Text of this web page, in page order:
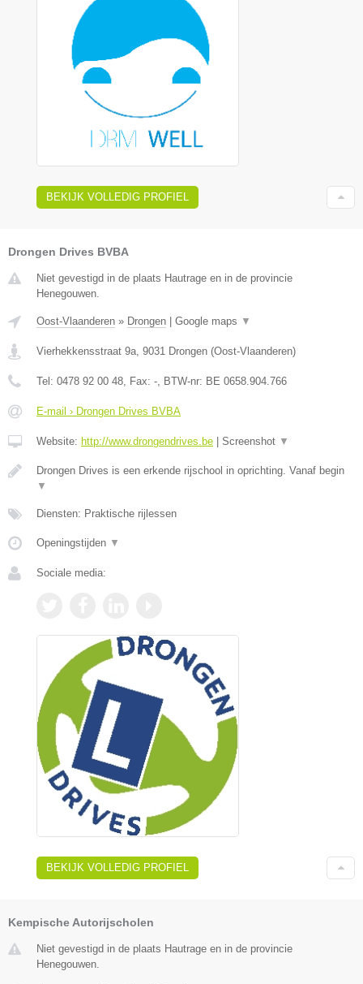
BEKIJK VOLLEDIG PROFIEL
Drongen Drives BVBA
Niet gevestigd in de plaats Hautrage en in de provincie
Henegouwen.
Oost-Vlaanderen » Drongen | Google maps ▼
Vierhekkensstraat 9a 9031 Drongen (Oost-Vlaanderen)
Tel: 0478 92 00 48 , Fax: - , BTW-nr: BE 0658.904.766
E-mail › Drongen Drives BVBA
Website: http://www.drongendrives.be | Screenshot ▼
Drongen Drives is een erkende rijschool in oprichting. Vanaf begin
▼
Diensten: Praktische rijlessen
Openingstijden ▼
Sociale media:
BEKIJK VOLLEDIG PROFIEL
Kempische Autorijscholen
Niet gevestigd in de plaats Hautrage en in de provincie
Henegouwen.